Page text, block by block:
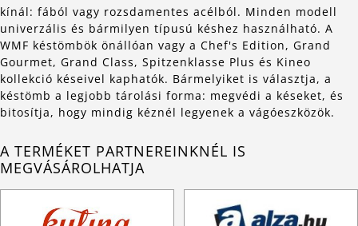
kínál: fából vagy rozsdamentes acélból. Minden modell
univerzális és bármilyen típusú késhez használható. A
WMF késtömbök önállóan vagy a Chef's Edition, Grand
Gourmet, Grand Class, Spitzenklasse Plus és Kineo
kollekció késeivel kaphatók. Bármelyiket is választja, a
késtömb a legjobb tárolási forma: megvédi a késeket, és
bitosítja, hogy mindig kéznél legyenek a vágóeszközök.
A TERMÉKET PARTNEREINKNÉL IS
MEGVÁSÁROLHATJA